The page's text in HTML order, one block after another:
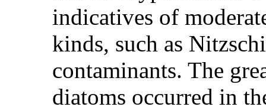
indicatives of
kinds, such as
contaminants. The
diatoms occurred in